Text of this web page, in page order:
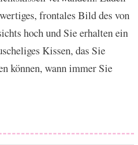
frontales Bild des von
hoch und Sie erhalten ein
Kissen, das Sie
können, wann immer Sie